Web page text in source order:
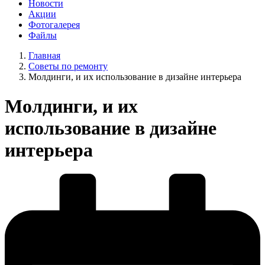
Новости
Акции
Фотогалерея
Файлы
Главная
Советы по ремонту
Молдинги, и их использование в дизайне интерьера
Молдинги, и их
использование в дизайне
интерьера